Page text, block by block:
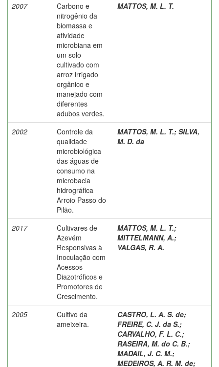
2007
Carbono e
nitrogênio da
biomassa e
atividade
microbiana em
um solo
cultivado com
arroz irrigado
orgânico e
manejado com
diferentes
adubos verdes.
MATTOS, M. L. T.
2002
Controle da
qualidade
microbiológica
das águas de
consumo na
microbacia
hidrográfica
Arroio Passo do
Pilão.
MATTOS, M. L. T.; SILVA,
M. D. da
2017
Cultivares de
Azevém
Responsivas à
Inoculação com
Acessos
Diazotróficos e
Promotores de
Crescimento.
MATTOS, M. L. T.;
MITTELMANN, A.;
VALGAS, R. A.
2005
Cultivo da
ameixeira.
CASTRO, L. A. S. de;
FREIRE, C. J. da S.;
CARVALHO, F. L. C.;
RASEIRA, M. do C. B.;
MADAIL, J. C. M.;
MEDEIROS, A. R. M. de;